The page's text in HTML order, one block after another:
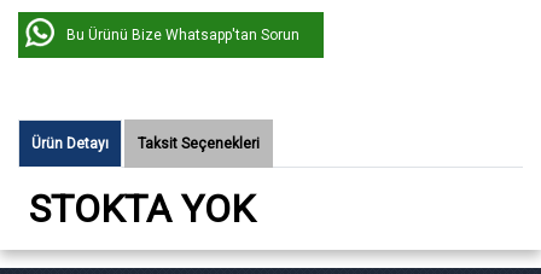
Bu Ürünü Bize Whatsapp'tan Sorun
Ürün Detayı Taksit Seçenekleri
STOKTA YOK